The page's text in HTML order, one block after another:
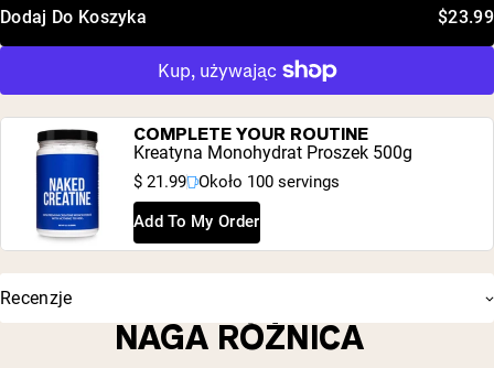
Dodaj Do Koszyka $23.99
COMPLETE YOUR ROUTINE
Kreatyna Monohydrat Proszek 500g
$ 21.99 Około 100 servings
Add To My Order
Recenzje
NAGA RÓŻNICA